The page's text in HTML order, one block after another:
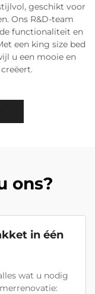
geschikt voor
Ons R&D-team
functionaliteit en
een king size bed
u een mooie en
ons?
in één
wat u nodig